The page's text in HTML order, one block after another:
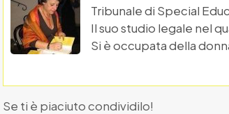
Tribunale di Special
Il suo studio legale nel
Si è occupata della
Se ti è piaciuto condividilo!